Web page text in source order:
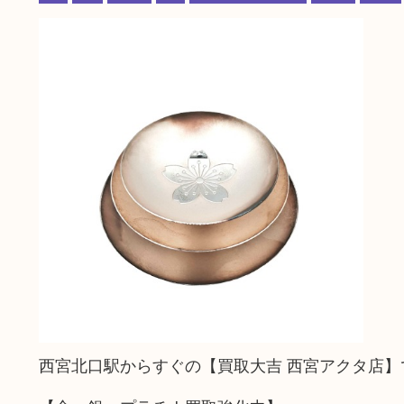
西宮北口駅からすぐの【買取大吉 西宮アクタ店